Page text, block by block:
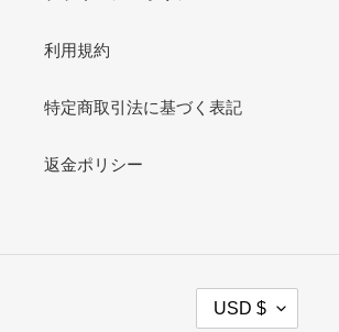
利用規約
特定商取引法に基づく表記
返金ポリシー
USD $